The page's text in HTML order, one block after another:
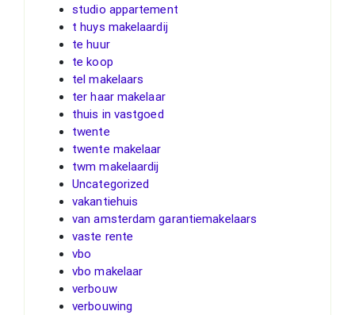
studio appartement
t huys makelaardij
te huur
te koop
tel makelaars
ter haar makelaar
thuis in vastgoed
twente
twente makelaar
twm makelaardij
Uncategorized
vakantiehuis
van amsterdam garantiemakelaars
vaste rente
vbo
vbo makelaar
verbouw
verbouwing